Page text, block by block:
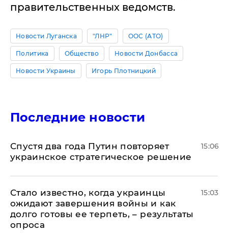
правительственных ведомств.
Новости Луганска "ЛНР" ООС (АТО)
Политика Общество Новости Донбасса
Новости Украины Игорь Плотницкий
Последние новости
Спустя два года Путин повторяет
украинское стратегическое решение
15:06
Стало известно, когда украинцы
ожидают завершения войны и как
долго готовы ее терпеть, – результаты
опроса
15:03